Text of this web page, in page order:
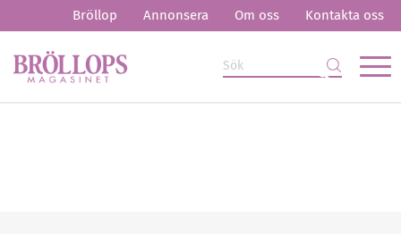
Bröllop Annonsera Om oss Kontakta oss